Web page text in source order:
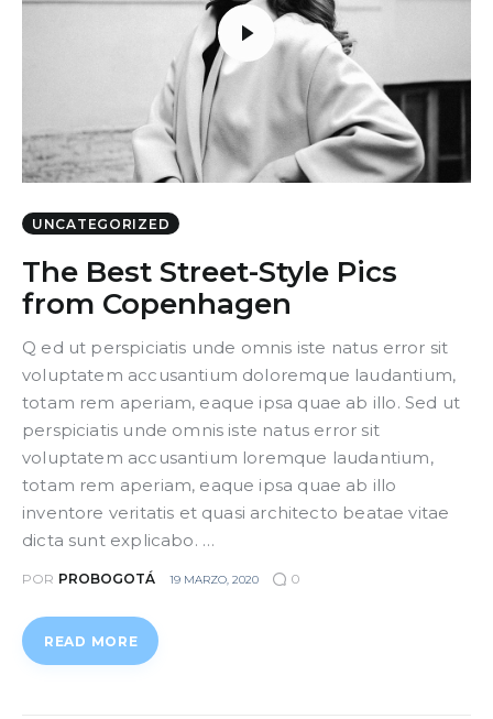
UNCATEGORIZED
The Best Street-Style Pics
from Copenhagen
Q ed ut perspiciatis unde omnis iste natus error sit
voluptatem accusantium doloremque laudantium,
totam rem aperiam, eaque ipsa quae ab illo. Sed ut
perspiciatis unde omnis iste natus error sit
voluptatem accusantium loremque laudantium,
totam rem aperiam, eaque ipsa quae ab illo
inventore veritatis et quasi architecto beatae vitae
dicta sunt explicabo. …
POR PROBOGOTÁ 19 MARZO, 2020 0
READ MORE